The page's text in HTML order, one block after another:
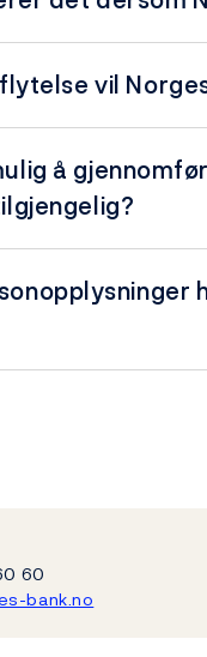
vil
å
60
bank.no